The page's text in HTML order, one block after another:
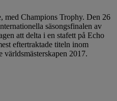
med Champions Trophy. Den 26
säsongsfinalen av
att delta i en stafett på Echo
eftertraktade titeln inom
världsmästerskapen 2017.